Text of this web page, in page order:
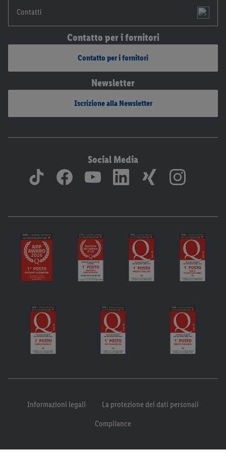
Contatti
Contatto per i fornitori
Contatto per i fornitori
Newsletter
Iscrizione alla Newsletter
Social Media
Informazioni legali
La protezione dei dati personali
Compliance